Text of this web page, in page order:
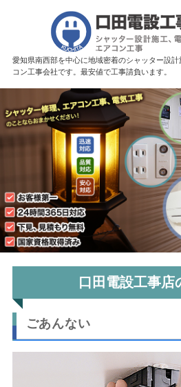
愛知県南西部を中心に地域密着のシャッター設
コン工事会社です。最安値で工事請負います。
ホーム
シャッター施工・修理
電気工事・エアコン工事
店舗概要
お問い合わせ
口田電設工事店
ごあんない